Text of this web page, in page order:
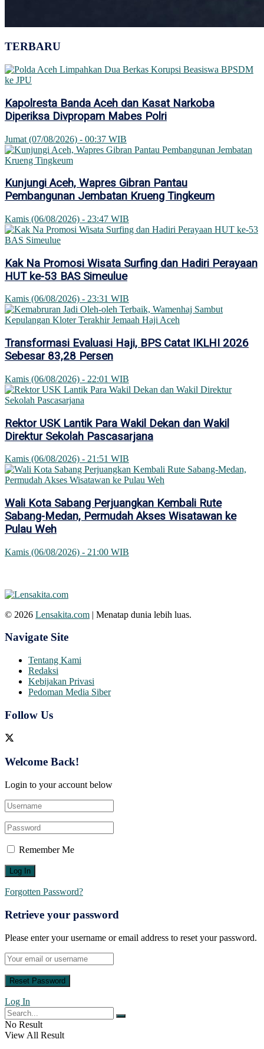
TERBARU
Kapolresta Banda Aceh dan Kasat Narkoba
Diperiksa Divpropam Mabes Polri
Jumat (07/08/2026) - 00:37 WIB
Kunjungi Aceh, Wapres Gibran Pantau
Pembangunan Jembatan Krueng Tingkeum
Kamis (06/08/2026) - 23:47 WIB
Kak Na Promosi Wisata Surfing dan Hadiri Perayaan
HUT ke-53 BAS Simeulue
Kamis (06/08/2026) - 23:31 WIB
Transformasi Evaluasi Haji, BPS Catat IKLHI 2026
Sebesar 83,28 Persen
Kamis (06/08/2026) - 22:01 WIB
Rektor USK Lantik Para Wakil Dekan dan Wakil
Direktur Sekolah Pascasarjana
Kamis (06/08/2026) - 21:51 WIB
Wali Kota Sabang Perjuangkan Kembali Rute
Sabang-Medan, Permudah Akses Wisatawan ke
Pulau Weh
Kamis (06/08/2026) - 21:00 WIB
© 2026 Lensakita.com | Menatap dunia lebih luas.
Navigate Site
Tentang Kami
Redaksi
Kebijakan Privasi
Pedoman Media Siber
Follow Us
Welcome Back!
Login to your account below
Remember Me
Forgotten Password?
Retrieve your password
Please enter your username or email address to reset your password.
Log In
No Result
View All Result